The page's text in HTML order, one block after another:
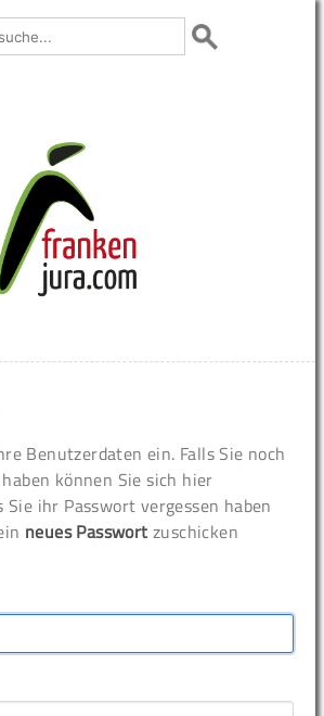
Benutzerdaten ein. Falls Sie noch
können Sie sich hier
Sie ihr Passwort vergessen haben
neues Passwort zuschicken